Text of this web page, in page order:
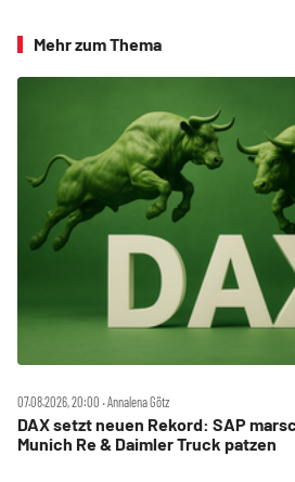
Mehr zum Thema
07.08.2026, 20:00 ‧ Annalena Götz
DAX setzt neuen Rekord: SAP
Munich Re & Daimler Truck patzen